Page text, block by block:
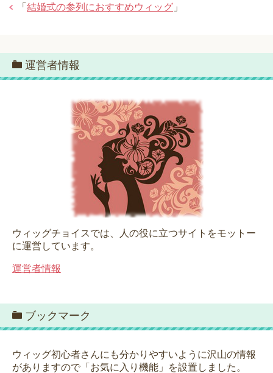
「 結婚式の参列におすすめウィッグ 」
運営者情報
ウィッグチョイスでは、人の役に立つサイトをモットー
に運営しています。
運営者情報
ブックマーク
ウィッグ初心者さんにも分かりやすいように沢山の情報
がありますので「お気に入り機能」を設置しました。